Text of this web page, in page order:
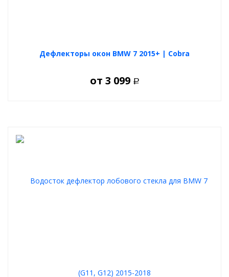
Дефлекторы окон BMW 7 2015+ | Cobra
от 3 099 Р